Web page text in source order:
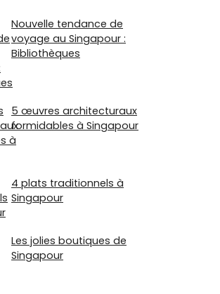
Nouvelle tendance de
voyage au Singapour :
Bibliothèques
5 œuvres architecturaux
formidables à Singapour
4 plats traditionnels à
Singapour
Les jolies boutiques de
Singapour